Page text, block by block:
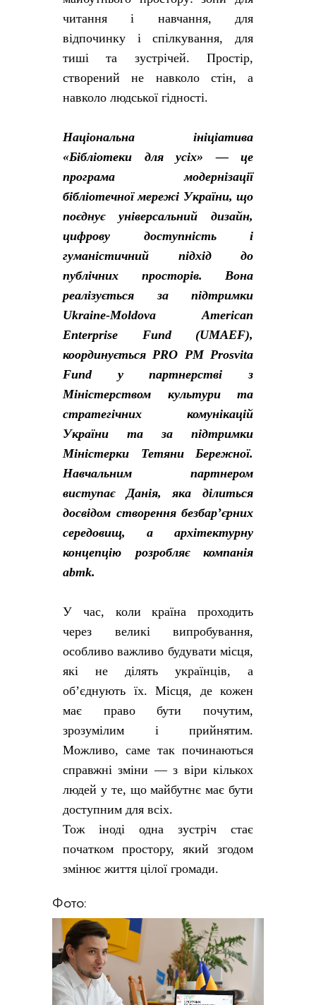
читання і навчання, для
відпочинку і спілкування, для
тиші та зустрічей. Простір,
створений не навколо стін, а
навколо людської гідності.
Національна ініціатива
«Бібліотеки для усіх» — це
програма модернізації
бібліотечної мережі України, що
поєднує універсальний дизайн,
цифрову доступність і
гуманістичний підхід до
публічних просторів. Вона
реалізується за підтримки
Ukraine-Moldova American
Enterprise Fund (UMAEF),
координується PRO PM Prosvita
Fund у партнерстві з
Міністерством культури та
стратегічних комунікацій
України та за підтримки
Міністерки Тетяни Бережної.
Навчальним партнером
виступає Данія, яка ділиться
досвідом створення безбар’єрних
середовищ, а архітектурну
концепцію розробляє компанія
abmk.
У час, коли країна проходить
через великі випробування,
особливо важливо будувати місця,
які не ділять українців, а
об’єднують їх. Місця, де кожен
має право бути почутим,
зрозумілим і прийнятим.
Можливо, саме так починаються
справжні зміни — з віри кількох
людей у те, що майбутнє має бути
доступним для всіх.
Тож іноді одна зустріч стає
початком простору, який згодом
змінює життя цілої громади.
Фото: